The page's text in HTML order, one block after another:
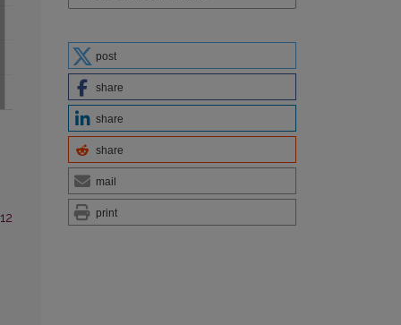
post
share
share
share
mail
print